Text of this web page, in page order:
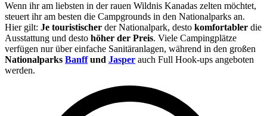
Wenn ihr am liebsten in der rauen Wildnis Kanadas zelten möchtet,
steuert ihr am besten die Campgrounds in den Nationalparks an.
Hier gilt: Je touristischer der Nationalpark, desto komfortabler die
Ausstattung und desto höher der Preis. Viele Campingplätze
verfügen nur über einfache Sanitäranlagen, während in den großen
Nationalparks Banffund Jasper auch Full Hook-ups angeboten
werden.